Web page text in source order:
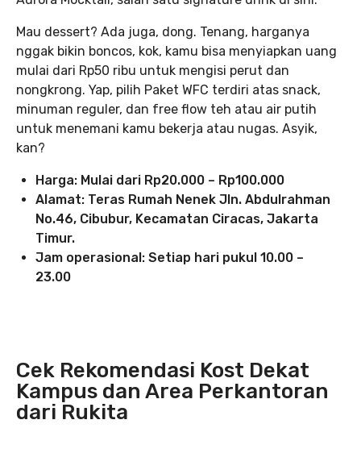
Mau dessert? Ada juga, dong. Tenang, harganya
nggak bikin boncos, kok, kamu bisa menyiapkan uang
mulai dari Rp50 ribu untuk mengisi perut dan
nongkrong. Yap, pilih Paket WFC terdiri atas snack,
minuman reguler, dan free flow teh atau air putih
untuk menemani kamu bekerja atau nugas. Asyik,
kan?
Harga: Mulai dari Rp20.000 – Rp100.000
Alamat: Teras Rumah Nenek Jln. Abdulrahman
No.46, Cibubur, Kecamatan Ciracas, Jakarta
Timur.
Jam operasional: Setiap hari pukul 10.00 –
23.00
Cek Rekomendasi Kost Dekat
Kampus dan Area Perkantoran
dari Rukita